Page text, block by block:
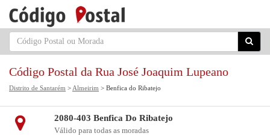
Código Postal da Rua José Joaquim Lupeano
Distrito de Santarém > Almeirim > Benfica do Ribatejo
2080-403 Benfica Do Ribatejo
Válido para todas as moradas